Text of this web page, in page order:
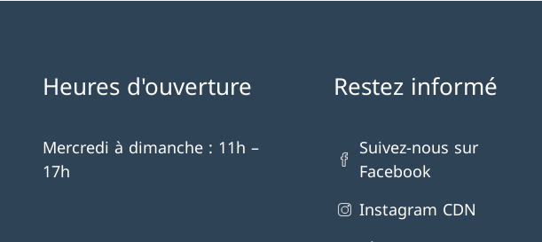
Heures d'ouverture
Mercredi à dimanche : 11h –
17h
Restez informé
Suivez-nous sur
Facebook
Instagram CDN